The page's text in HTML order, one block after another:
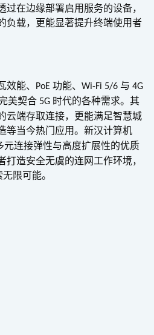
过在边缘部署启用服务的设备，
负载，更能显著提升终端使用者
效能、 PoE 功能、 Wi-Fi 5/6 与 4G
美契合 5G 时代的各种需求。其
云端存取连接，更能满足智慧城
等当今热门应用。新汉计算机
元连接弹性与高度扩展性的优质
造安全无虞的连网工作环境，
限可能。